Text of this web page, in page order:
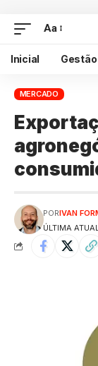
Aa
Inicial Gestão
MERCADO
ÚLTIMA
PORIVAN